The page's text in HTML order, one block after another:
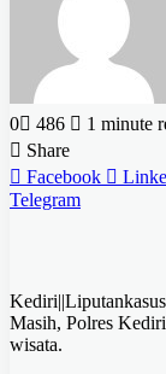
0
486
1 minute
Share
Facebook
Telegram
Masih, Polres
wisata.